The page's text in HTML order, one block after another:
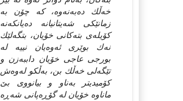
خه‌ڵك ده‌به‌نه‌وه‌، كه‌ چۆن به‌
زمانێكی شه‌یتانیانه‌ ده‌یانكه‌نه‌
كۆیله‌ی بته‌كانی خۆیان، بتگه‌لێك
نه‌ك بوێری ئه‌وه‌یان نییه‌ له‌
بورجی عاجی خۆیان داببه‌زن و
تێگه‌لی خه‌ڵك بن، به‌ڵكو له‌وه‌ش
كۆمیدیتر به‌ناو و بیانووی بێ‌
ماناوه‌ خۆیان له‌ گۆڕه‌پانی شه‌ڕه‌